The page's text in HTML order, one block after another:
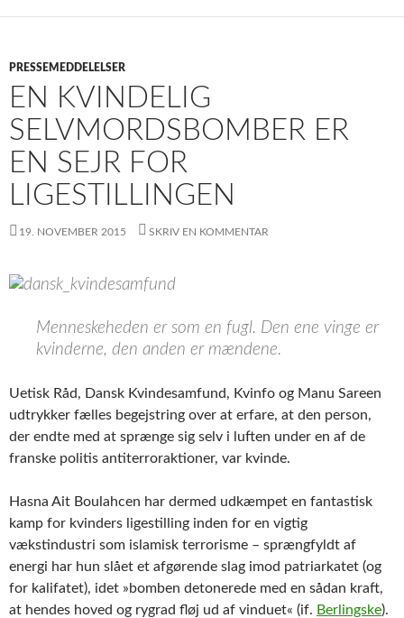
PRESSEMEDDELELSER
EN KVINDELIG
SELVMORDSBOMBER ER
EN SEJR FOR
LIGESTILLINGEN
19. NOVEMBER 2015 SKRIV EN KOMMENTAR
Menneskeheden er som en fugl. Den ene vinge er
kvinderne, den anden er mændene.
Uetisk Råd, Dansk Kvindesamfund, Kvinfo og Manu Sareen
udtrykker fælles begejstring over at erfare, at den person,
der endte med at sprænge sig selv i luften under en af de
franske politis antiterroraktioner, var kvinde.
Hasna Ait Boulahcen har dermed udkæmpet en fantastisk
kamp for kvinders ligestilling inden for en vigtig
vækstindustri som islamisk terrorisme – sprængfyldt af
energi har hun slået et afgørende slag imod patriarkatet (og
for kalifatet), idet »bomben detonerede med en sådan kraft,
at hendes hoved og rygrad fløj ud af vinduet« (if. Berlingske).